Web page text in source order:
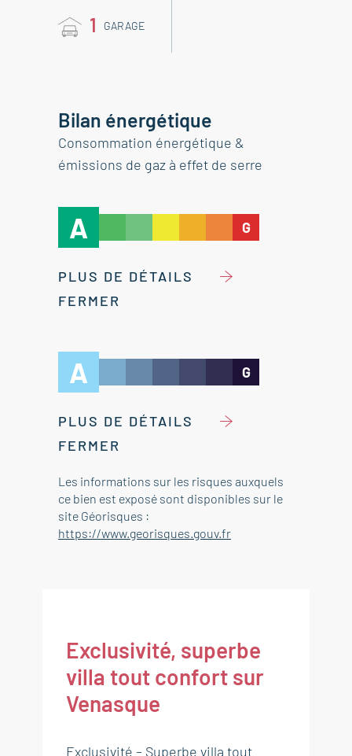
1 GARAGE
Bilan énergétique
Consommation énergétique &
émissions de gaz à effet de serre
A G
PLUS DE DÉTAILS
FERMER
A G
PLUS DE DÉTAILS
FERMER
Les informations sur les risques auxquels
ce bien est exposé sont disponibles sur le
site Géorisques :
https://www.georisques.gouv.fr
Exclusivité, superbe
villa tout confort sur
Venasque
Exclusivité – Superbe villa tout